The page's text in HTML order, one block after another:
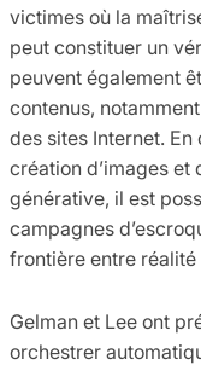
victimes où la
peut constituer un
peuvent également
contenus,
des sites Internet.
création d’images et
générative, il est
campagnes
frontière entre
Gelman et Lee ont
orchestrer